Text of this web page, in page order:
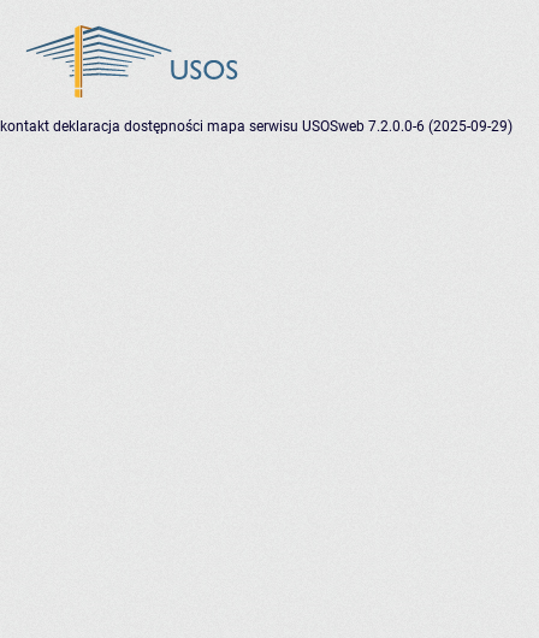
kontakt deklaracja dostępności mapa serwisu USOSweb 7.2.0.0-6 (2025-09-29)